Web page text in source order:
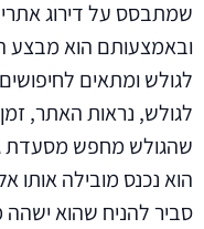
שמתבסס על דירוג
ובאמצעותם הוא מבצע
לגולש ומתאים
לגולש, נראות האתר,
שהגולש מחפש מסעדת
הוא נכנס מובילה אותו
סביר להניח שהוא ישהה